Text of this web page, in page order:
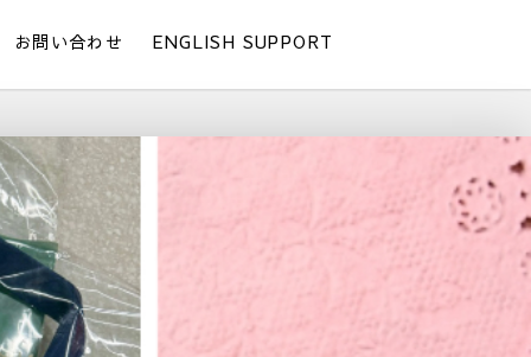
お問い合わせ ENGLISH SUPPORT